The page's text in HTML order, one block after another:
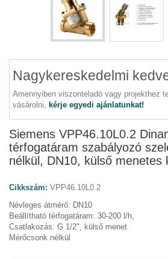
Nagykereskedelmi
Amennyiben viszonteladó vagy projekthez
vásárolni, kérje egyedi ajánlatunkat!
Siemens VPP46.10L0.2
térfogatáram szabályozó
nélkül, DN10, külső menetes
Cikkszám: VPP46.10L0.2
Névleges átmérő: DN10
Beállítható térfogatáram: 30-200 l/h,
Csatlakozás: G 1/2", külső menet
Mérőcsonk nélkül